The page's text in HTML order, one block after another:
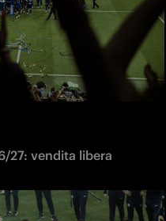
27: vendita libera